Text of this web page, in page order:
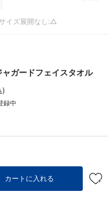
イズ展開なし:△
ガードフェイスタオル
)
録中
カートに入れる